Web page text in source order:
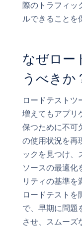
際のトラフィッ
ルできることを
なぜロー
うべきか
ロードテストツ
増えてもアプリ
保つために不可
の使用状況を再
ックを見つけ、
ソースの最適化
リティの基準を
ロードテストを
で、早期に問題
させ、スムーズ